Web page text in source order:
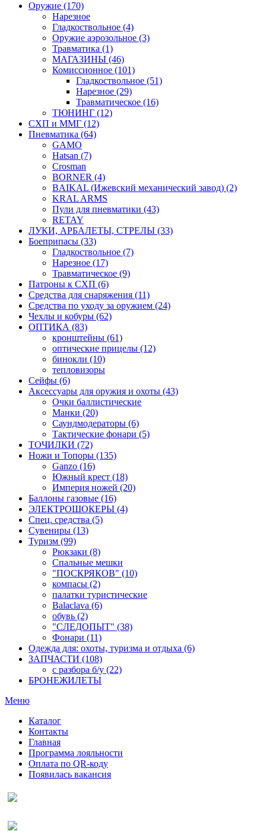
Оружие (170)
Нарезное
Гладкоствольное (4)
Оружие аэрозольное (3)
Травматика (1)
МАГАЗИНЫ (46)
Комиссионное (101)
Гладкоствольное (51)
Нарезное (29)
Травматическое (16)
ТЮНИНГ (12)
СХП и ММГ (12)
Пневматика (64)
GAMO
Hatsan (7)
Crosman
BORNER (4)
BAIKAL (Ижевский механический завод) (2)
KRAL ARMS
Пули для пневматики (43)
RETAY
ЛУКИ, АРБАЛЕТЫ, СТРЕЛЫ (33)
Боеприпасы (33)
Гладкоствольное (7)
Нарезное (17)
Травматическое (9)
Патроны к СХП (6)
Средства для снаряжения (11)
Средства по уходу за оружием (24)
Чехлы и кобуры (62)
ОПТИКА (83)
кронштейны (61)
оптические прицелы (12)
бинокли (10)
тепловизоры
Сейфы (6)
Аксессуары для оружия и охоты (43)
Очки баллистические
Манки (20)
Саундмодераторы (6)
Тактические фонари (5)
ТОЧИЛКИ (72)
Ножи и Топоры (135)
Ganzo (16)
Южный крест (18)
Империя ножей (20)
Баллоны газовые (16)
ЭЛЕКТРОШОКЕРЫ (4)
Спец. средства (5)
Сувениры (13)
Туризм (99)
Рюкзаки (8)
Спальные мешки
"ПОСКРЯКОВ" (10)
компасы (2)
палатки туристические
Balaclava (6)
обувь (2)
"СЛЕДОПЫТ" (38)
Фонари (11)
Одежда для: охоты, туризма и отдыха (6)
ЗАПЧАСТИ (108)
с разбора б/у (22)
БРОНЕЖИЛЕТЫ
Меню
Каталог
Контакты
Главная
Программа лояльности
Оплата по QR-коду
Появилась вакансия